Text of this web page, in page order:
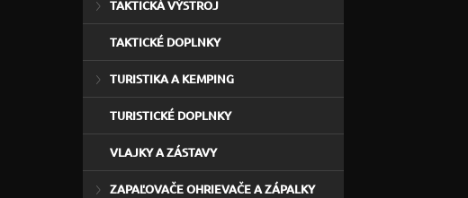
TAKTICKÁ VÝSTROJ
TAKTICKÉ DOPLNKY
TURISTIKA A KEMPING
TURISTICKÉ DOPLNKY
VLAJKY A ZÁSTAVY
ZAPAĽOVAČE OHRIEVAČE A ZÁPALKY